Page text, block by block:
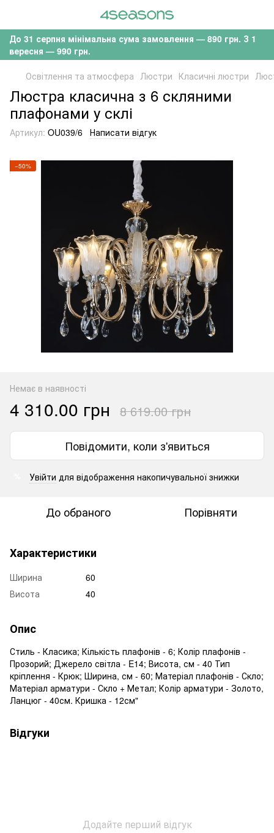
До 31 серпня мінімальна сума замовлення — 890 грн. З 1
вересня — 990 грн.
Освітлення та атмосфера Люстри Класичні люстри
Люстра класична з 6 скляними
плафонами у склі
Артикул: OU039/6 Написати відгук
−50%
Немає в наявності
4 310.00 грн 8 619.00 грн
Повідомити, коли з'явиться
Увійти для відображення накопичувальної знижки
До обраного Порівняти
Характеристики
Ширина
60
Висота
40
Опис
Стиль - Класика; Кількість плафонів - 6; Колір плафонів -
Прозорий; Джерело світла - E14; Висота, см - 40 Тип
кріплення - Крюк; Ширина, см - 60; Матеріал плафонів - Скло;
Матеріал арматури - Скло + Метал; Колір арматури - Золото,
Ланцюг - 40см. Кришка - 12см"
Відгуки
Додайте перший відгук